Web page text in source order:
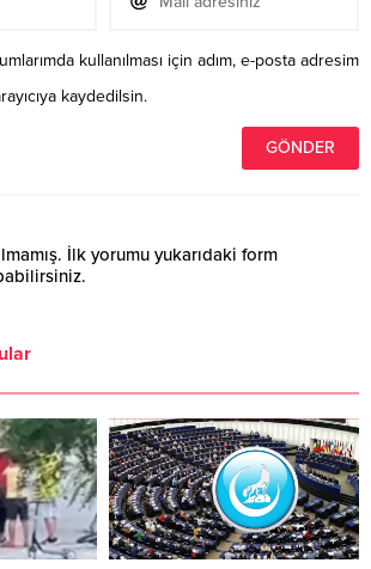
kullanılması için adım, e-posta adresim
kaydedilsin.
İlk yorumu yukarıdaki form